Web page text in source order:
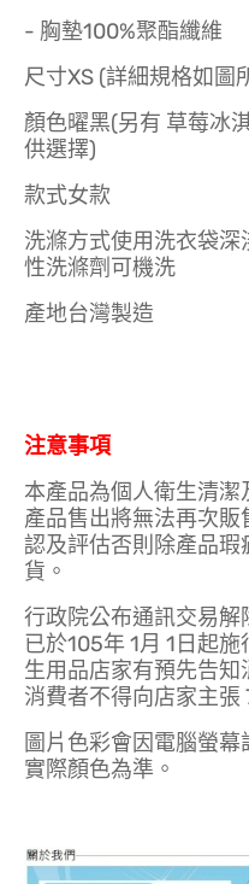
- 胸墊100%聚酯纖維
尺寸XS (詳細規格如圖
顏色曜黑(另有 草莓冰
供選擇)
款式女款
洗滌方式使用洗衣袋
性洗滌劑可機洗
產地台灣製造
注意事項
本產品為個人衛生清
產品售出將無法再次
認及評估否則除產品
貨。
行政院公布通訊交易解
已於105年 1月 1日起
生用品店家有預先告
消費者不得向店家主張
圖片色彩會因電腦螢
實際顏色為準。